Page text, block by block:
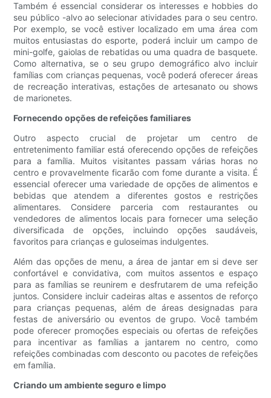
Também é essencial considerar os interesses e hobbies do
seu público -alvo ao selecionar atividades para o seu centro.
Por exemplo, se você estiver localizado em uma área com
muitos entusiastas do esporte, poderá incluir um campo de
mini-golfe, gaiolas de rebatidas ou uma quadra de basquete.
Como alternativa, se o seu grupo demográfico alvo incluir
famílias com crianças pequenas, você poderá oferecer áreas
de recreação interativas, estações de artesanato ou shows
de marionetes.
Fornecendo opções de refeições familiares
Outro aspecto crucial de projetar um centro de
entretenimento familiar está oferecendo opções de refeições
para a família. Muitos visitantes passam várias horas no
centro e provavelmente ficarão com fome durante a visita. É
essencial oferecer uma variedade de opções de alimentos e
bebidas que atendem a diferentes gostos e restrições
alimentares. Considere parceria com restaurantes ou
vendedores de alimentos locais para fornecer uma seleção
diversificada de opções, incluindo opções saudáveis,
favoritos para crianças e guloseimas indulgentes.
Além das opções de menu, a área de jantar em si deve ser
confortável e convidativa, com muitos assentos e espaço
para as famílias se reunirem e desfrutarem de uma refeição
juntos. Considere incluir cadeiras altas e assentos de reforço
para crianças pequenas, além de áreas designadas para
festas de aniversário ou eventos de grupo. Você também
pode oferecer promoções especiais ou ofertas de refeições
para incentivar as famílias a jantarem no centro, como
refeições combinadas com desconto ou pacotes de refeições
em família.
Criando um ambiente seguro e limpo